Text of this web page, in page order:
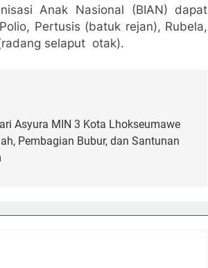
Anak Nasional (BIAN) dapat
Pertusis (batuk rejan), Rubela,
selaput otak).
Asyura MIN 3 Kota Lhokseumawe
Pembagian Bubur, dan Santunan